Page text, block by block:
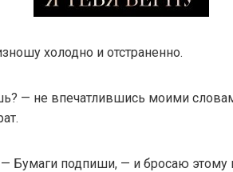
холодно и отстраненно.
— не впечатлившись моими
Бумаги подпиши, — и бросаю этому